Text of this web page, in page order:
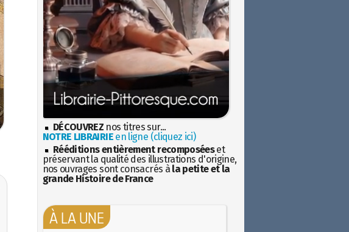
DÉCOUVREZ nos titres sur...
NOTRE LIBRAIRIEen ligne (cliquez ici)
Rééditions entièrement recomposéeset
préservant la qualité des illustrations d'origine,
nos ouvrages sont consacrés à la petite et la
grande Histoire de France
À LA UNE